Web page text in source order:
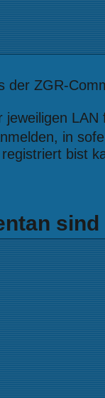
der ZGR-
jeweiligen
in
bist